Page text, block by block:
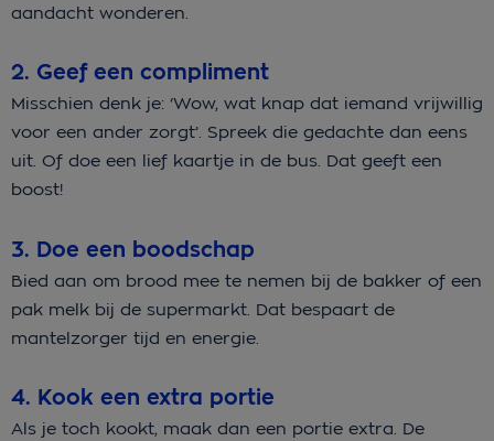
aandacht wonderen.
2. Geef een compliment
Misschien denk je: ‘Wow, wat knap dat iemand vrijwillig
voor een ander zorgt’. Spreek die gedachte dan eens
uit. Of doe een lief kaartje in de bus. Dat geeft een
boost!
3. Doe een boodschap
Bied aan om brood mee te nemen bij de bakker of een
pak melk bij de supermarkt. Dat bespaart de
mantelzorger tijd en energie.
4. Kook een extra portie
Als je toch kookt, maak dan een portie extra. De